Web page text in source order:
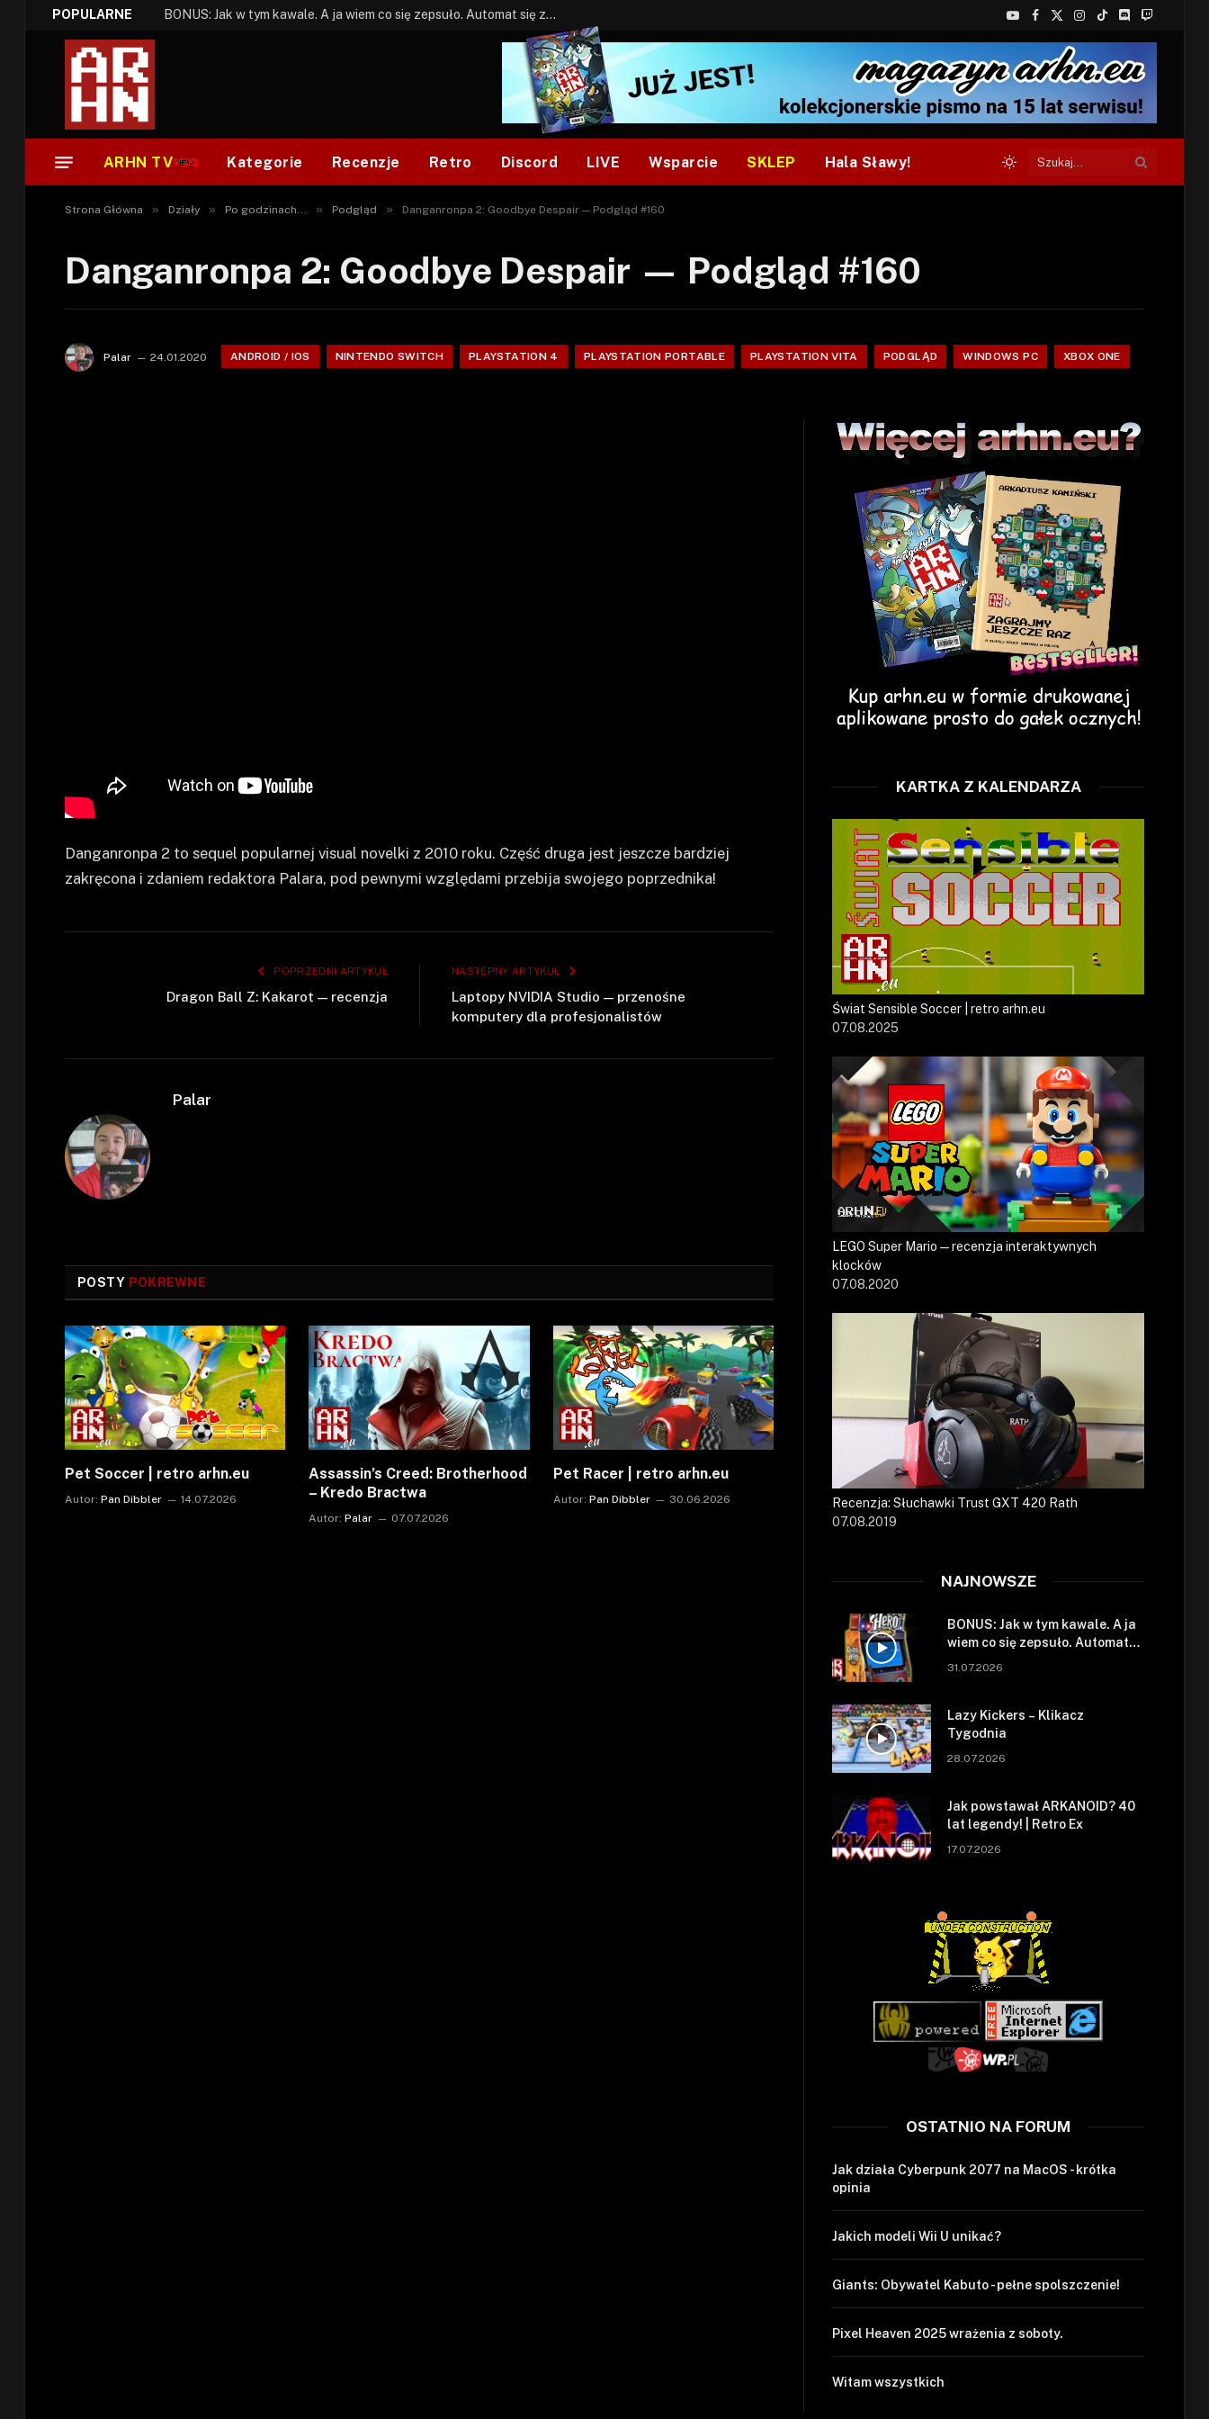
POPULARNE BONUS: Jak w tym kawale. A ja wiem co się zepsuło. Automat się zepsuł.
YouTube
Facebook
X
(Twitter)
Instagram
TikTokDiscordTwitch
ARHN TV Kategorie Recenzje Retro Discord LIVE Wsparcie SKLEP Hala Sławy!
Strona Główna » Działy » Po godzinach... » Podgląd » Danganronpa 2: Goodbye Despair — Podgląd #160
Danganronpa 2: Goodbye Despair — Podgląd #160
Palar 24.01.2020 ANDROID / IOS NINTENDO SWITCH PLAYSTATION 4 PLAYSTATION PORTABLE PLAYSTATION VITA PODGLĄD WINDOWS PC XBOX ONE
Danganronpa 2 to sequel popularnej visual novelki z 2010 roku. Część druga jest jeszcze bardziej
zakręcona i zdaniem redaktora Palara, pod pewnymi względami przebija swojego poprzednika!
POPRZEDNI ARTYKUŁ
Dragon Ball Z: Kakarot — recenzja
NASTĘPNY ARTYKUŁ
Laptopy NVIDIA Studio — przenośne
komputery dla profesjonalistów
Palar
POSTY POKREWNE
Pet Soccer | retro arhn.eu
Autor: Pan Dibbler 14.07.2026
Assassin’s Creed: Brotherhood
– Kredo Bractwa
Autor: Palar 07.07.2026
Pet Racer | retro arhn.eu
Autor: Pan Dibbler 30.06.2026
KARTKA Z KALENDARZA
Świat Sensible Soccer | retro arhn.eu
07.08.2025
LEGO Super Mario — recenzja interaktywnych
klocków
07.08.2020
Recenzja: Słuchawki Trust GXT 420 Rath
07.08.2019
NAJNOWSZE
BONUS: Jak w tym kawale. A ja
wiem co się zepsuło. Automat
się zepsuł.
31.07.2026
Lazy Kickers – Klikacz
Tygodnia
28.07.2026
Jak powstawał ARKANOID? 40
lat legendy! | Retro Ex
17.07.2026
OSTATNIO NA FORUM
Jak działa Cyberpunk 2077 na MacOS - krótka
opinia
Jakich modeli Wii U unikać?
Giants: Obywatel Kabuto - pełne spolszczenie!
Pixel Heaven 2025 wrażenia z soboty.
Witam wszystkich